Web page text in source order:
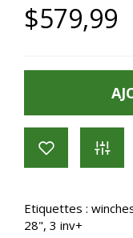
$579,99
Etiquettes :
28", 3 inv+